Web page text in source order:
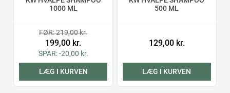
1000 ML
FØR: 219,00 kr.
199,00 kr.
SPAR: -20,00 kr.
LÆG I KURVEN
500 ML
129,00 kr.
LÆG I KURVEN